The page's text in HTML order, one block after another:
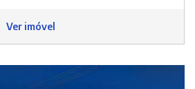
Ver imóvel